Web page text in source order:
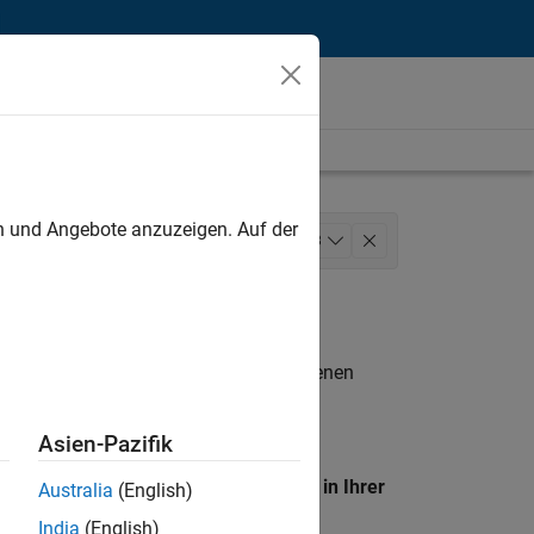
Finance and Operations 3
. Wenn Sie noch immer keine offenen
unseres
Standort, um alle Stellenangebote in Ihrer
Angebote anzuzeigen. Auf der
Asien-Pazifik
Australia (English)
India (English)